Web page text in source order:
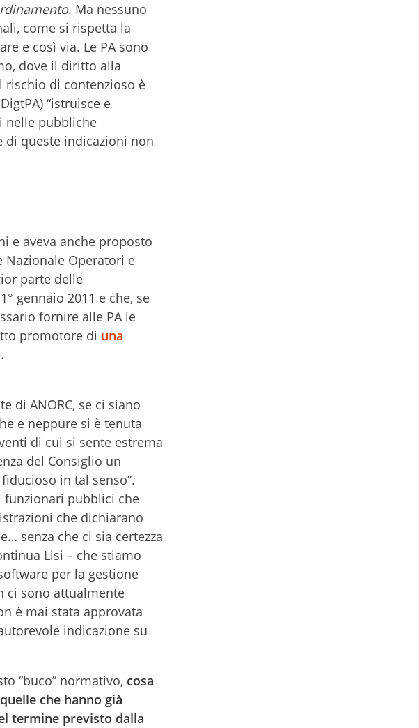
. Ma nessuno
come si rispetta la
e così via. Le PA sono
dove il diritto alla
rischio di contenzioso è
“istruisce e
nelle pubbliche
queste indicazioni non
e aveva anche proposto
Nazionale Operatori e
parte delle
gennaio 2011 e che, se
fornire alle PA le
promotore di una
di ANORC, se ci siano
e neppure si è tenuta
di cui si sente estrema
del Consiglio un
in tal senso”.
funzionari pubblici che
che dichiarano
senza che ci sia certezza
Lisi – che stiamo
per la gestione
ci sono attualmente
è mai stata approvata
indicazione su
“buco” normativo, cosa
che hanno già
termine previsto dalla